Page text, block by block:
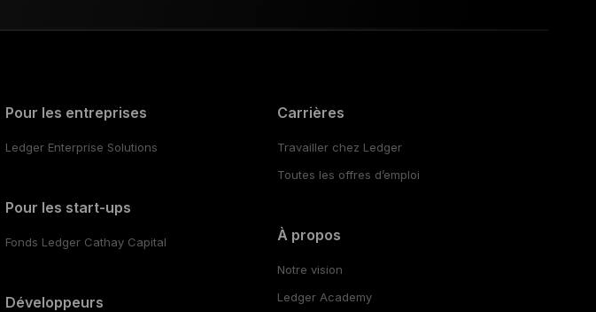
Pour les entreprises
Ledger Enterprise Solutions
Pour les start-ups
Fonds Ledger Cathay Capital
Développeurs
Carrières
Travailler chez Ledger
Toutes les offres d’emploi
À propos
Notre vision
Ledger Academy